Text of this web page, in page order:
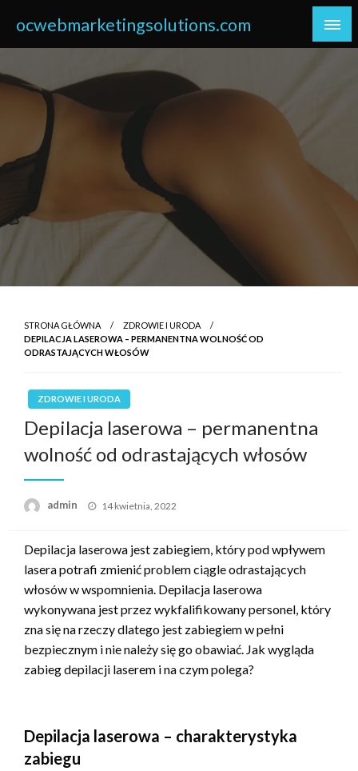
content
ocwebmarketingsolutions.com
STRONA GŁÓWNA
ZDROWIE I URODA
DEPILACJA LASEROWA – PERMANENTNA WOLNOŚĆ OD
ODRASTAJĄCYCH WŁOSÓW
ZDROWIE I URODA
Depilacja laserowa – permanentna
wolność od odrastających włosów
admin
Opublikowane
14 kwietnia, 2022
Depilacja laserowa jest zabiegiem, który pod wpływem
lasera potrafi zmienić problem ciągle odrastających
włosów w wspomnienia. Depilacja laserowa
wykonywana jest przez wykfalifikowany personel, który
zna się na rzeczy dlatego jest zabiegiem w pełni
bezpiecznym i nie należy się go obawiać. Jak wygląda
zabieg depilacji laserem i na czym polega?
Depilacja laserowa – charakterystyka
zabiegu